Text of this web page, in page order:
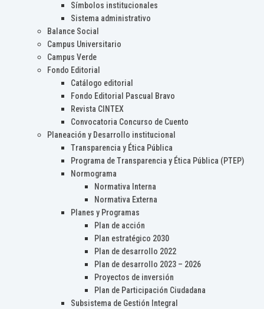
Símbolos institucionales
Sistema administrativo
Balance Social
Campus Universitario
Campus Verde
Fondo Editorial
Catálogo editorial
Fondo Editorial Pascual Bravo
Revista CINTEX
Convocatoria Concurso de Cuento
Planeación y Desarrollo institucional
Transparencia y Ética Pública
Programa de Transparencia y Ética Pública (PTEP)
Normograma
Normativa Interna
Normativa Externa
Planes y Programas
Plan de acción
Plan estratégico 2030
Plan de desarrollo 2022
Plan de desarrollo 2023 – 2026
Proyectos de inversión
Plan de Participación Ciudadana
Subsistema de Gestión Integral